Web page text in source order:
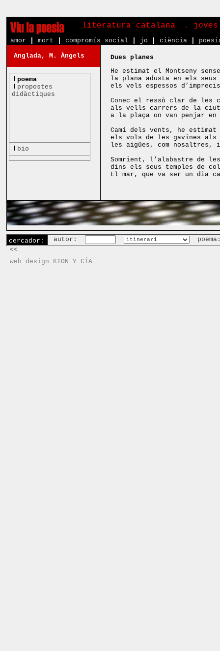
literatura catalana .
amor mort compromís social jo ciència
Anglada, M. Àngels
poema
propostes
didàctiques
bio
Dues planes
He estimat el Montseny
la plana adusta en els
els vels espessos
Conec el ressò clar de les
als vells carrers de la
a la plaça on van penjar en
Camí dels vents, he
els vols de les gavines als
les aigües, com nosaltres,
Somrient, l’alabastre de
dins els seus temples de
El mar, que va ser un dia
cercador: autor:
<<
web design KTON Y CÍA